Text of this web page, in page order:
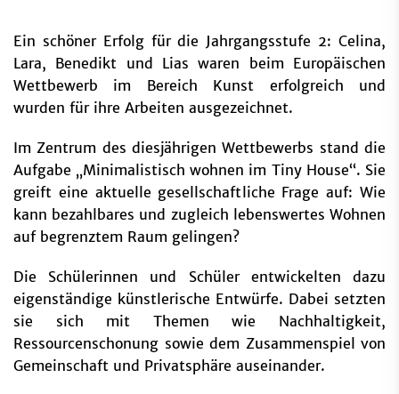
Ein schöner Erfolg für die Jahrgangsstufe 2: Celina,
Lara, Benedikt und Lias waren beim Europäischen
Wettbewerb im Bereich Kunst erfolgreich und
wurden für ihre Arbeiten ausgezeichnet.
Im Zentrum des diesjährigen Wettbewerbs stand die
Aufgabe „Minimalistisch wohnen im Tiny House“. Sie
greift eine aktuelle gesellschaftliche Frage auf: Wie
kann bezahlbares und zugleich lebenswertes Wohnen
auf begrenztem Raum gelingen?
Die Schülerinnen und Schüler entwickelten dazu
eigenständige künstlerische Entwürfe. Dabei setzten
sie sich mit Themen wie Nachhaltigkeit,
Ressourcenschonung sowie dem Zusammenspiel von
Gemeinschaft und Privatsphäre auseinander.